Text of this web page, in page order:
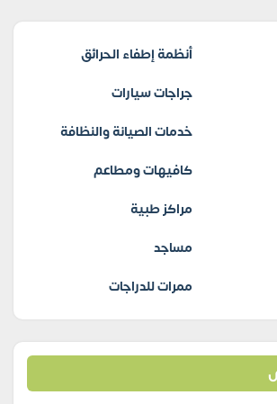
أنظمة إطفاء الحرائق
جراجات سيارات
خدمات الصيانة والنظافة
كافيهات ومطاعم
مراكز طبية
مساجد
ممرات للدراجات